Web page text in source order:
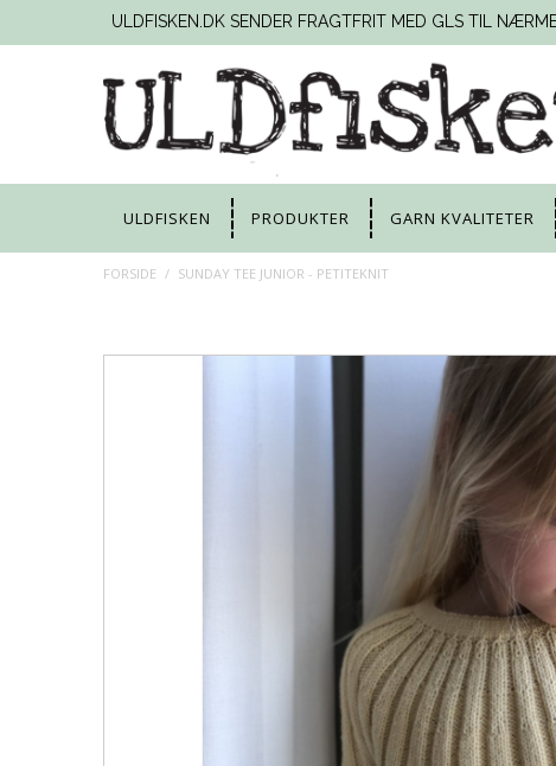
ULDFISKEN.DK SENDER FRAGTFRIT MED GLS TIL
ULDFISKEN PRODUKTER GARN KVALITETER
FORSIDE / SUNDAY TEE JUNIOR - PETITEKNIT